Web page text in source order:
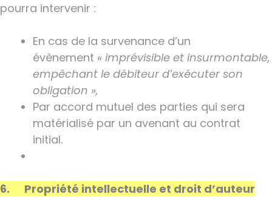
pourra intervenir :
En cas de la survenance d’un
évènement « imprévisible et insurmontable,
empêchant le débiteur d’exécuter son
obligation »,
Par accord mutuel des parties qui sera
matérialisé par un avenant au contrat
initial.
6. Propriété intellectuelle et droit d’auteur